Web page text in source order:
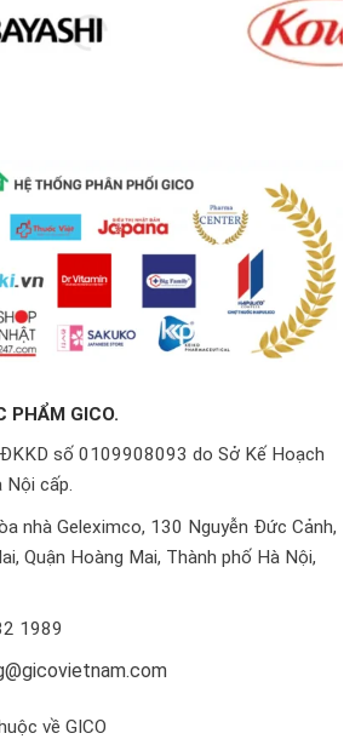
PHẨM GICO.
số 0109908093 do Sở Kế Hoạch
Nội cấp.
nhà Geleximco, 130 Nguyễn Đức Cảnh,
Quận Hoàng Mai, Thành phố Hà Nội,
1989
về GICO